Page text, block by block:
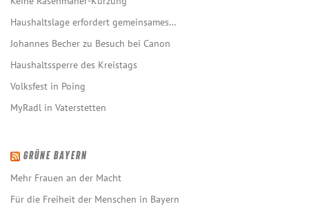
Haushaltslage erfordert gemeinsames…
Johannes Becher zu Besuch bei Canon
Haushaltssperre des Kreistags
Volksfest in Poing
MyRadl in Vaterstetten
GRÜNE BAYERN
Mehr Frauen an der Macht
Für die Freiheit der Menschen in Bayern